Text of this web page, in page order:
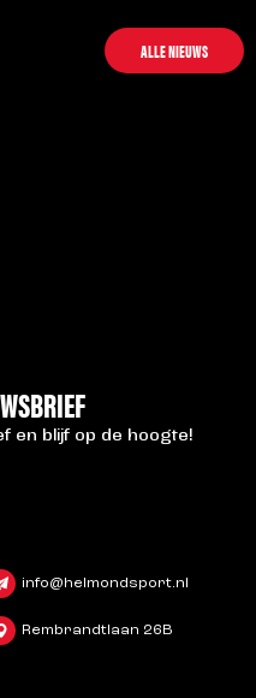
ALLE NIEUWS
en blijf op de hoogte!
info@helmondsport.nl
Rembrandtlaan 26B